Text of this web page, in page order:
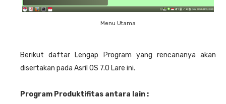
Menu Utama
Berikut daftar Lengap Program yang rencananya akan
disertakan pada Asril OS 7.0 Lare ini.
Program Produktifitas antara lain :